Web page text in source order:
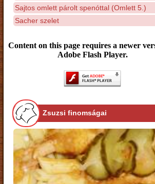
Sajtos omlett párolt spenóttal (Omlett 5.)
Sacher szelet
Content on this page requires a newer
Adobe Flash Player.
Zsuzsi finomságai